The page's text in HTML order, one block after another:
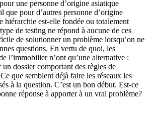
une personne d’origine asiatique
que pour d’autres personne d’origine
hiérarchie est-elle fondée ou totalement
de testing ne répond à aucune de ces
de solutionner un problème lorsqu’on ne
questions. En vertu de quoi, les
l’immobilier n’ont qu’une alternative :
un dossier comportant des règles de
que semblent déjà faire les réseaux les
à la question. C’est un bon début. Est-ce
réponse à apporter à un vrai problème?